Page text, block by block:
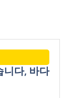
니다, 바다